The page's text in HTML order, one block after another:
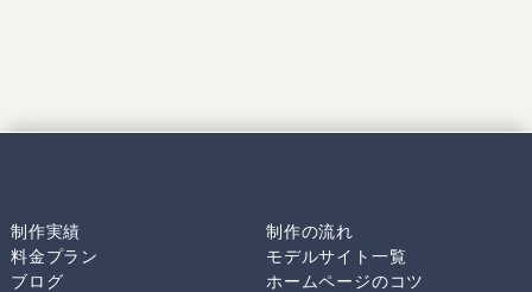
制作実績
制作の流れ
料金プラン
モデルサイト一覧
ブログ
ホームページのコツ